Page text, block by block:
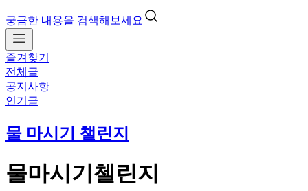
궁금한 내용을 검색해보세요
즐겨찾기
전체글
공지사항
인기글
물 마시기 챌린지
물마시기첼린지